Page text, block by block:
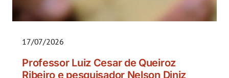
17/07/2026
Professor Luiz Cesar de Queiroz
Ribeiro e pesquisador Nelson Diniz